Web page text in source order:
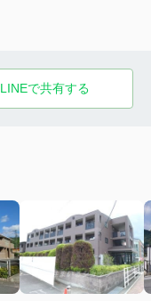
LINEで共有する